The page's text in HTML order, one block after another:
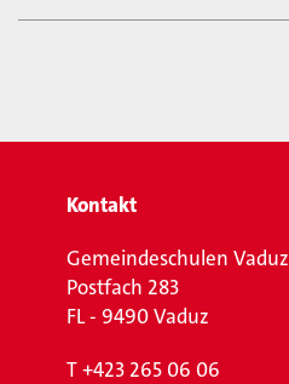
Kontakt
Gemeindeschulen Vaduz
Postfach 283
FL - 9490 Vaduz
T+423 265 06 06